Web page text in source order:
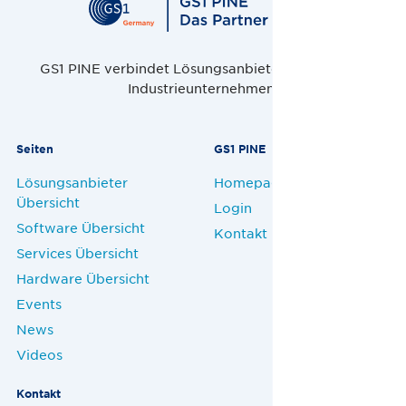
GS1 PINE verbindet Lösungsanbieter, Handel und
Industrieunternehmen.
Seiten
Lösungsanbieter
Übersicht
Software Übersicht
Services Übersicht
Hardware Übersicht
Events
News
Videos
GS1 PINE
Homepage
Login
Kontakt
Kontakt